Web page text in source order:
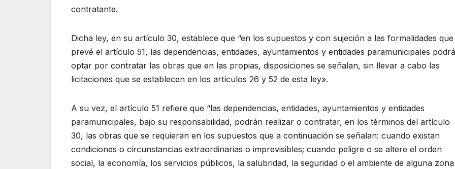
contratante.
Dicha ley, en su artículo 30, establece que “en los supuestos y con sujeción a las formalidades que
prevé el artículo 51, las dependencias, entidades, ayuntamientos y entidades paramunicipales
optar por contratar las obras que en las propias, disposiciones se señalan, sin llevar a cabo las
licitaciones que se establecen en los artículos 26 y 52 de esta ley».
A su vez, el artículo 51 refiere que “las dependencias, entidades, ayuntamientos y entidades
paramunicipales, bajo su responsabilidad, podrán realizar o contratar, en los términos del artículo
30, las obras que se requieran en los supuestos que a continuación se señalan: cuando existan
condiciones o circunstancias extraordinarias o imprevisibles; cuando peligre o se altere el orden
social, la economía, los servicios públicos, la salubridad, la seguridad o el ambiente de alguna